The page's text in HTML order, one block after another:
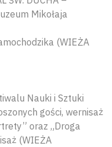
Mikołaja
(WIEŻA
Nauki i Sztuki
gości, wernisaż
oraz „Droga
(WIEŻA